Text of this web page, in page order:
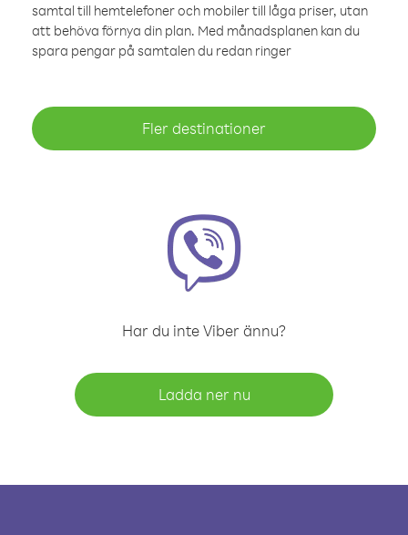
samtal till hemtelefoner och mobiler till låga priser, utan
att behöva förnya din plan. Med månadsplanen kan du
spara pengar på samtalen du redan ringer
Fler destinationer
Har du inte Viber ännu?
Ladda ner nu